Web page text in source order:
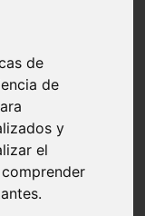
de
de
y
el
MW clave
dos
y
en